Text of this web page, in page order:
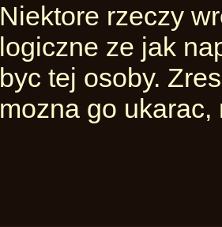
Niektore rzeczy
logiczne ze jak
byc tej osoby.
mozna go